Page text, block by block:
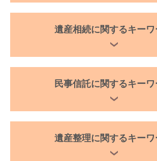
遺産相続に関するキーワ
民事信託に関するキーワ
遺産整理に関するキーワ